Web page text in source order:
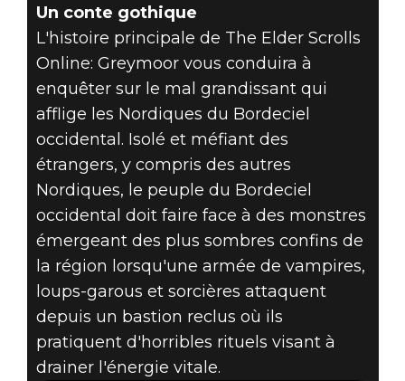
Un conte gothique
L'histoire principale de The Elder Scrolls
Online: Greymoor vous conduira à
enquêter sur le mal grandissant qui
afflige les Nordiques du Bordeciel
occidental. Isolé et méfiant des
étrangers, y compris des autres
Nordiques, le peuple du Bordeciel
occidental doit faire face à des monstres
émergeant des plus sombres confins de
la région lorsqu'une armée de vampires,
loups-garous et sorcières attaquent
depuis un bastion reclus où ils
pratiquent d'horribles rituels visant à
drainer l'énergie vitale.